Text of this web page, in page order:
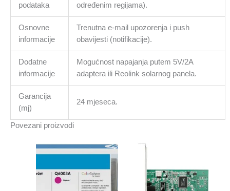
podataka
određenim regijama).
Osnovne
informacije
Trenutna e-mail upozorenja i push
obavijesti (notifikacije).
Dodatne
informacije
Mogućnost napajanja putem 5V/2A
adaptera ili Reolink solarnog panela.
Garancija
(mj)
24 mjeseca.
Povezani proizvodi